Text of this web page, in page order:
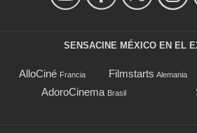
SENSACINE MÉXICO EN EL
AlloCiné Francia Filmstarts Alemania
AdoroCinema Brasil